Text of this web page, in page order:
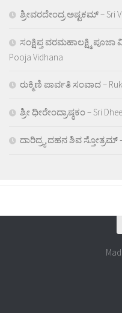
ಶ್ರೀವರದೇಂದ್ರ ಅಷ್ಟಕಮ್ – Sri
ಸಂಕ್ಷಿಪ್ತ ವರಮಹಾಲಕ್ಷ್ಮಿ ಪೂಜಾ
Pooja Vidhana
ರುಕ್ಮಿಣಿ ಪಾರ್ವತಿ ಸಂವಾದ –
ಶ್ರೀ ಧೀರೇಂದ್ರಾಷ್ಠಕಂ – Sri
ದಾರಿದ್ರ್ಯ ದಹನ ಶಿವ ಸ್ತೋತ್ರಮ್ –